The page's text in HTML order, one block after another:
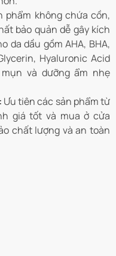
phẩm không chứa cồn,
bảo quản dễ gây kích
da dầu gồm AHA, BHA,
Hyaluronic Acid
và dưỡng ẩm nhẹ
Ưu tiên các sản phẩm từ
giá tốt và mua ở cửa
chất lượng và an toàn